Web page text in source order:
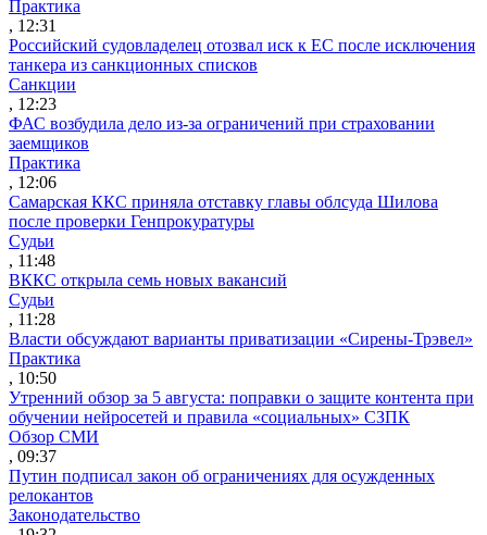
Практика
, 12:31
Российский судовладелец отозвал иск к ЕС после исключения
танкера из санкционных списков
Санкции
, 12:23
ФАС возбудила дело из-за ограничений при страховании
заемщиков
Практика
, 12:06
Самарская ККС приняла отставку главы облсуда Шилова
после проверки Генпрокуратуры
Судьи
, 11:48
ВККС открыла семь новых вакансий
Судьи
, 11:28
Власти обсуждают варианты приватизации «Сирены-Трэвел»
Практика
, 10:50
Утренний обзор за 5 августа: поправки о защите контента при
обучении нейросетей и правила «социальных» СЗПК
Обзор СМИ
, 09:37
Путин подписал закон об ограничениях для осужденных
релокантов
Законодательство